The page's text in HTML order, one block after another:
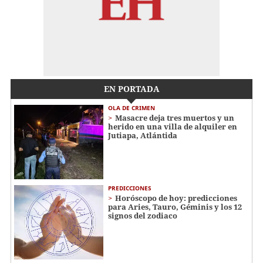
EN PORTADA
OLA DE CRIMEN
Masacre deja tres muertos y un
herido en una villa de alquiler en
Jutiapa, Atlántida
PREDICCIONES
Horóscopo de hoy: predicciones
para Aries, Tauro, Géminis y los 12
signos del zodiaco